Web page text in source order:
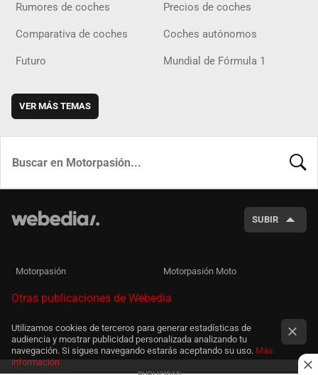
Rumores de coches Precios de coches
Comparativa de coches Coches autónomos
Futuro Mundial de Fórmula 1
VER MÁS TEMAS
SUBIR
Motorpasión Motorpasión Moto
Otras publicaciones de Webedia
Utilizamos cookies de terceros para generar estadísticas de
audiencia y mostrar publicidad personalizada analizando tu
navegación. Si sigues navegando estarás aceptando su uso. Más
información